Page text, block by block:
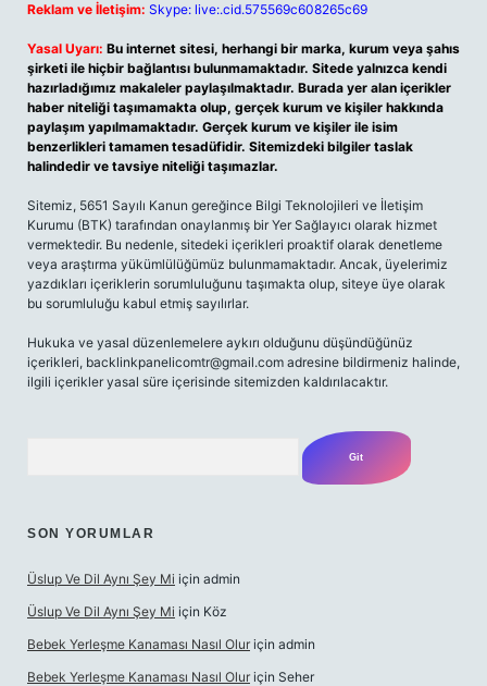
Reklam ve İletişim: Skype: live:.cid.575569c608265c69
Yasal Uyarı: Bu internet sitesi, herhangi bir marka, kurum veya şahıs
şirketi ile hiçbir bağlantısı bulunmamaktadır. Sitede yalnızca kendi
hazırladığımız makaleler paylaşılmaktadır. Burada yer alan içerikler
haber niteliği taşımamakta olup, gerçek kurum ve kişiler hakkında
paylaşım yapılmamaktadır. Gerçek kurum ve kişiler ile isim
benzerlikleri tamamen tesadüfidir. Sitemizdeki bilgiler taslak
halindedir ve tavsiye niteliği taşımazlar.
Sitemiz, 5651 Sayılı Kanun gereğince Bilgi Teknolojileri ve İletişim
Kurumu (BTK) tarafından onaylanmış bir Yer Sağlayıcı olarak hizmet
vermektedir. Bu nedenle, sitedeki içerikleri proaktif olarak denetleme
veya araştırma yükümlülüğümüz bulunmamaktadır. Ancak, üyelerimiz
yazdıkları içeriklerin sorumluluğunu taşımakta olup, siteye üye olarak
bu sorumluluğu kabul etmiş sayılırlar.
Hukuka ve yasal düzenlemelere aykırı olduğunu düşündüğünüz
içerikleri, backlinkpanelicomtr@gmail.com adresine bildirmeniz halinde,
ilgili içerikler yasal süre içerisinde sitemizden kaldırılacaktır.
SON YORUMLAR
Üslup Ve Dil Aynı Şey Mi için admin
Üslup Ve Dil Aynı Şey Mi için Köz
Bebek Yerleşme Kanaması Nasıl Olur için admin
Bebek Yerleşme Kanaması Nasıl Olur için Seher